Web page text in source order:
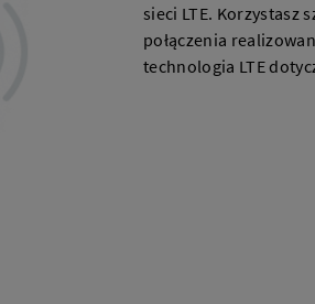
sieci LTE. Korzystasz
połączenia
technologia LTE